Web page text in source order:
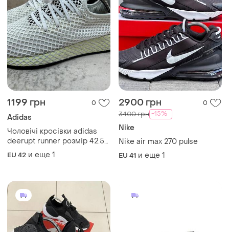
1199 грн 0
Adidas
Чоловічі кросівки adidas
deerupt runner розмір 42.5
сітка/ pharell williams tennis
hu climacool nmd
EU 42 и еще 1
2900 грн 0
3400 грн -15%
Nike
Nike air max 270 pulse
EU 41 и еще 1